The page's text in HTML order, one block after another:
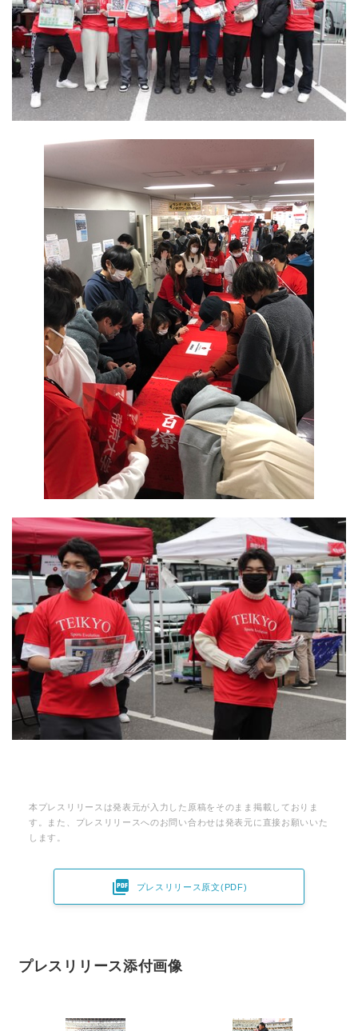
本プレスリリースは発表元が入力した原稿をそのまま掲載しておりま
す。また、プレスリリースへのお問い合わせは発表元に直接お願いいた
します。
 プレスリリース原文(PDF)
プレスリリース添付画像